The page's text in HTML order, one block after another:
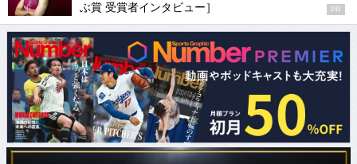
ぶ賞 受賞者インタビュー］
PR